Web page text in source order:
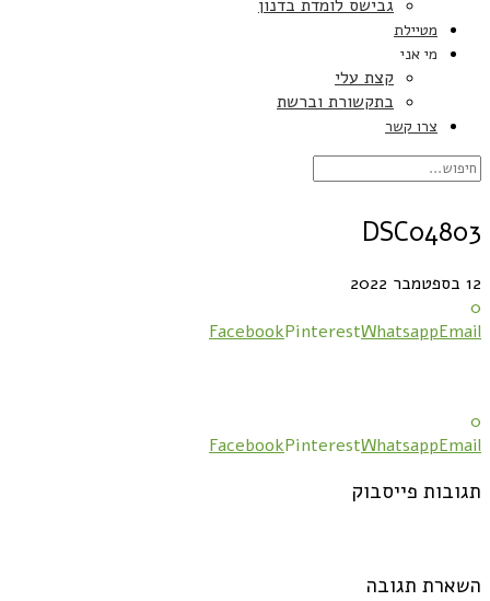
גבישס לומדת בדנון
מטיילת
מי אני
קצת עלי
בתקשורת וברשת
צרו קשר
DSC04803
12 בספטמבר 2022
0
FacebookPinterestWhatsappEmail
0
FacebookPinterestWhatsappEmail
תגובות פייסבוק
השארת תגובה